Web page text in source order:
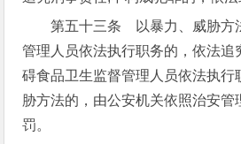
第五十三条 以暴力、威胁方
管理人员依法执行职务的，依法追
碍食品卫生监督管理人员依法执行
胁方法的，由公安机关依照治安管
罚。